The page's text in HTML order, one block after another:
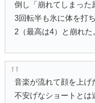
倒し「崩れてしまった
3回転半も氷に体を打
2（最高は4）と崩れた
音楽が流れて顔を上げ
不安げなショートとは